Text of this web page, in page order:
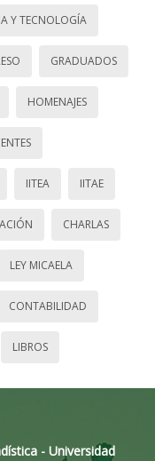
Y TECNOLOGÍA
GRADUADOS
HOMENAJES
IITEA IITAE
CHARLAS
LEY MICAELA
CONTABILIDAD
LIBROS
- Universidad